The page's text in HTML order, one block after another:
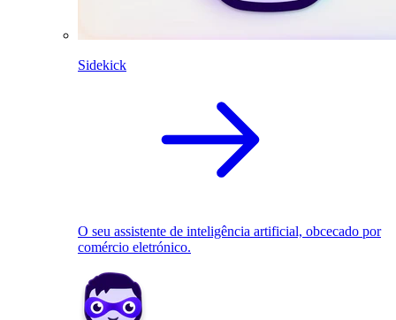
Sidekick
O seu assistente de inteligência artificial, obcecado por
comércio eletrónico.